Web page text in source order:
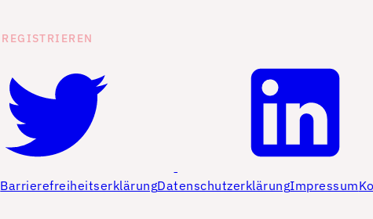
REGISTRIEREN
BarrierefreiheitserklärungDatenschutzerklärungImpressum